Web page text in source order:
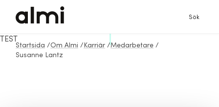
Sök
Startsida /Om Almi / Karriär /Medarbetare /
Susanne Lantz
TEST